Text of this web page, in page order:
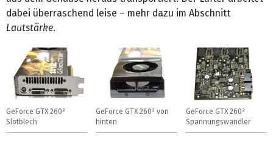
dabei überraschend leise – mehr dazu im Abschnitt
Lautstärke.
GeForce GTX 260²
Slotblech
GeForce GTX 260² von
hinten
GeForce GTX 260²
Spannungswandler